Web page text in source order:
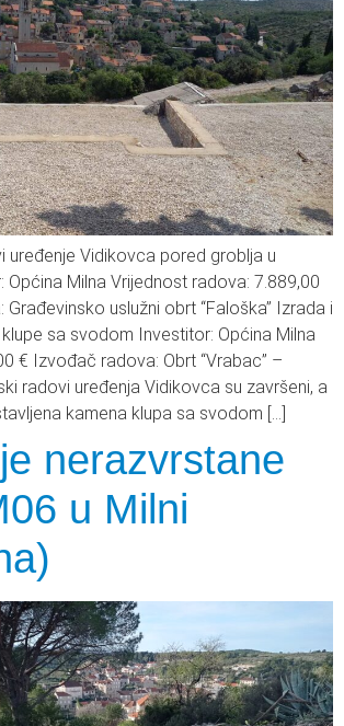
uređenje Vidikovca pored groblja u
Milna Vrijednost radova: 7.889,00
uslužni obrt “Faloška” Izrada i
sa svodom Investitor: Općina Milna
€ Izvođač radova: Obrt “Vrabac” –
radovi uređenja Vidikovca su završeni, a
kamena klupa sa svodom […]
nerazvrstane
u Milni